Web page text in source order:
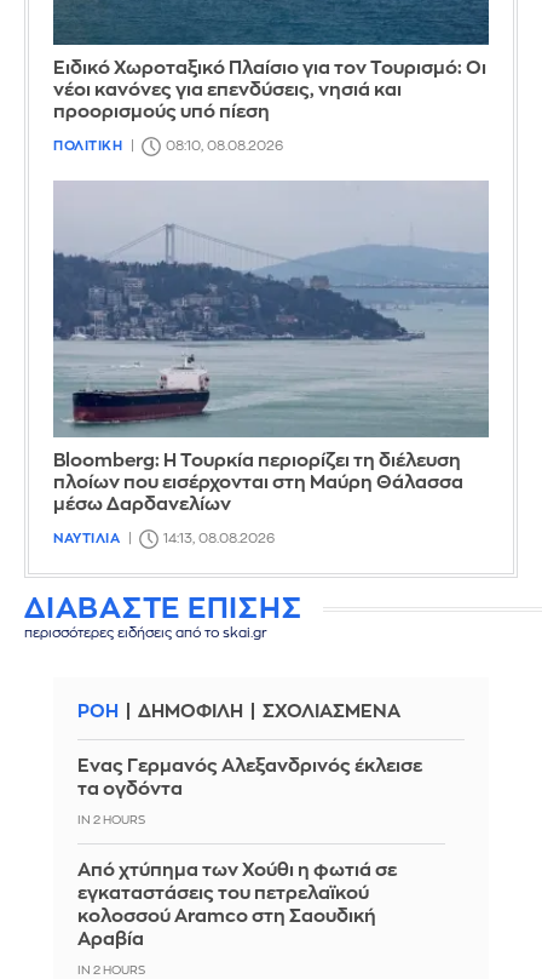
Ειδικό Χωροταξικό Πλαίσιο για τον Τουρισμό: Οι
νέοι κανόνες για επενδύσεις, νησιά και
προορισμούς υπό πίεση
ΠΟΛΙΤΙΚΗ 08:10, 08.08.2026
Bloomberg: Η Τουρκία περιορίζει τη διέλευση
πλοίων που εισέρχονται στη Μαύρη Θάλασσα
μέσω Δαρδανελίων
ΝΑΥΤΙΛΙΑ 14:13, 08.08.2026
ΔΙΑΒΑΣΤΕ ΕΠΙΣΗΣ
περισσότερες ειδήσεις από το skai.gr
ΡΟΗ ΔΗΜΟΦΙΛΗ ΣΧΟΛΙΑΣΜΕΝΑ
Ένας Γερμανός Αλεξανδρινός έκλεισε
τα ογδόντα
IN 2 HOURS
Από χτύπημα των Χούθι η φωτιά σε
εγκαταστάσεις του πετρελαϊκού
κολοσσού Aramco στη Σαουδική
Αραβία
IN 2 HOURS